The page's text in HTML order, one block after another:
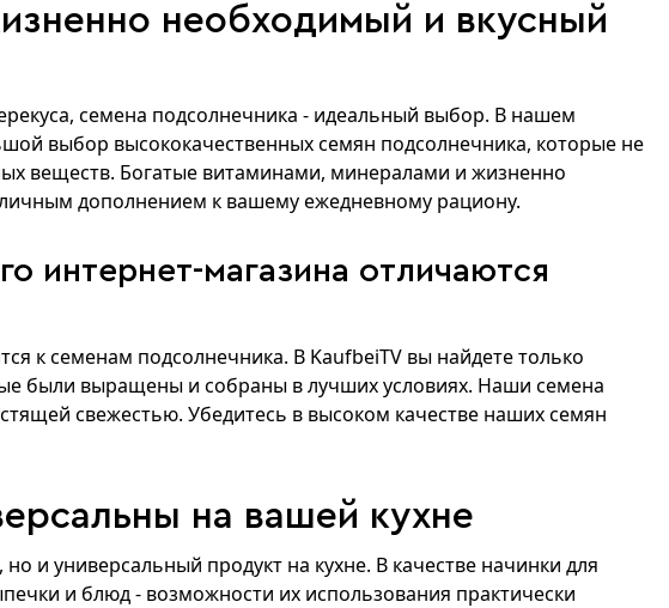
необходимый и вкусный
семена подсолнечника - идеальный выбор. В нашем
выбор высококачественных семян подсолнечника, которые не
веществ. Богатые витаминами, минералами и жизненно
дополнением к вашему ежедневному рациону.
интернет-магазина отличаются
к семенам подсолнечника. В KaufbeiTV вы найдете только
были выращены и собраны в лучших условиях. Наши семена
свежестью. Убедитесь в высоком качестве наших семян
на вашей кухне
и универсальный продукт на кухне. В качестве начинки для
и блюд - возможности их использования практически